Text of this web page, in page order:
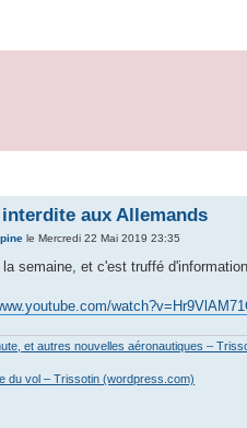
aux Allemands
le Mercredi 22 Mai 2019 23:35
la semaine, et c'est truffé
et autres nouvelles aéronautiques –
du vol – Trissotin (wordpress.com)